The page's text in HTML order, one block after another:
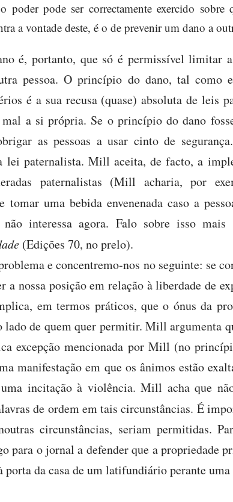
pode ser correctamente exercido sobre
a vontade deste, é o de prevenir um dano a
é, portanto, que só é permissível limitar
pessoa. O princípio do dano, tal como
é a sua recusa (quase) absoluta de leis
a si própria. Se o princípio do dano
as pessoas a usar cinto de
lei paternalista. Mill aceita, de facto, a
paternalistas (Mill acharia, por
tomar uma bebida envenenada caso a
interessa agora. Falo sobre isso mais
(Edições 70, no prelo).
e concentremo-nos no seguinte: se
a nossa posição em relação à liberdade de
em termos práticos, que o ónus da
de quem quer permitir. Mill argumenta
excepção mencionada por Mill (no
manifestação em que os ânimos estão
incitação à violência. Mill acha que
de ordem em tais circunstâncias. É
circunstâncias, seriam permitidas.
para o jornal a defender que a propriedade
da casa de um latifundiário perante uma